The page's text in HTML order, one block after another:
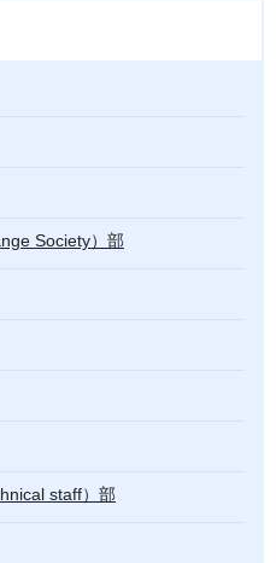
Society）部
staff）部